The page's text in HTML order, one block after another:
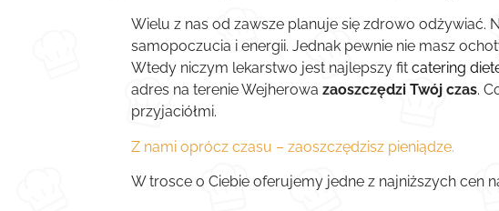
Wielu z nas od zawsze planuje się zdrowo odżywiać.
samopoczucia i energii. Jednak pewnie nie masz
Wtedy niczym lekarstwo jest najlepszy fitcatering
adres na terenie Wejherowazaoszczędzi Twój czas.
przyjaciółmi.
Z nami oprócz czasu – zaoszczędzisz pieniądze.
W trosce o Ciebie oferujemy jedne z najniższych cen